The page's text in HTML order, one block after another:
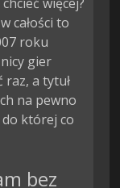
całości to
roku
gier
a tytuł
na pewno
której co
bez